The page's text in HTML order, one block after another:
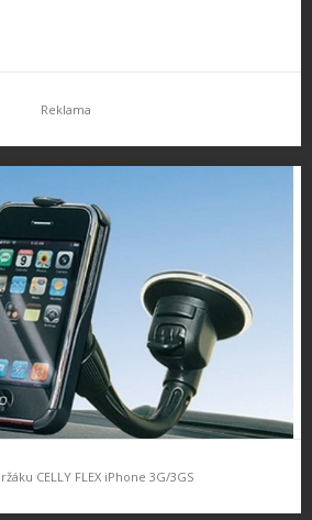
Reklama
CELLY FLEX iPhone 3G/3GS